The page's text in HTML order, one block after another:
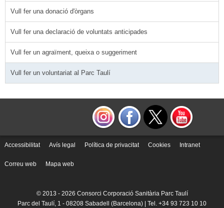
Vull fer una donació d'òrgans
Vull fer una declaració de voluntats anticipades
Vull fer un agraïment, queixa o suggeriment
Vull fer un voluntariat al Parc Taulí
Accessibilitat Avís legal Política de privacitat Cookies Intranet
Correu web Mapa web
© 2013 - 2026 Consorci Corporació Sanitària Parc Taulí
Parc del Taulí, 1 - 08208 Sabadell (Barcelona) | Tel. +34 93 723 10 10